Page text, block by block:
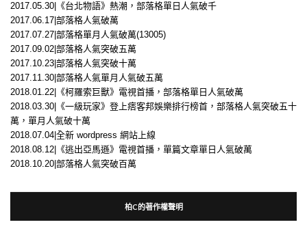
2017.05.30|《台北物語》熱潮，部落格單日人氣破千
2017.06.17|部落格人氣破萬
2017.07.27|部落格單月人氣破萬(13005)
2017.09.02|部落格人氣突破五萬
2017.10.23|部落格人氣突破十萬
2017.11.30|部落格人氣單月人氣破五萬
2018.01.22|《柯羅索巨獸》電視首播，部落格單日人氣破萬
2018.03.30|《一級玩家》登上痞客邦娛樂排行榜首，部落格人氣突破五十
萬，單月人氣破十萬
2018.07.04|全新 wordpress 網站上線
2018.08.12|《逃出亞馬遜》電視首播，單篇文章單日人氣破萬
2018.10.20|部落格人氣突破百萬
柏C的著作權聲明